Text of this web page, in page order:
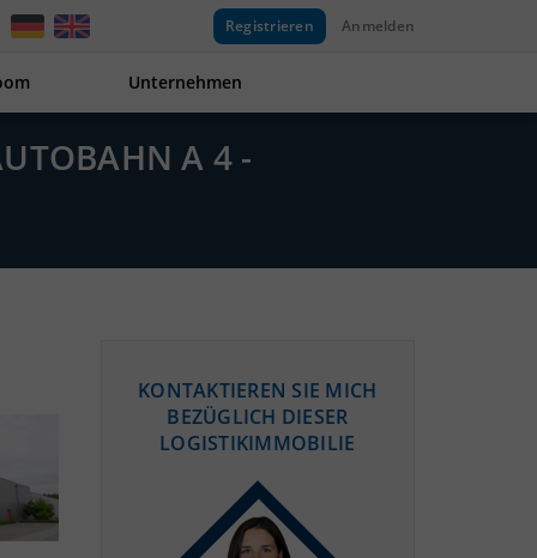
Registrieren Anmelden
Unternehmen
A 4 -
KONTAKTIEREN SIE MICH
BEZÜGLICH DIESER
LOGISTIKIMMOBILIE